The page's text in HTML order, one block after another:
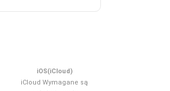
iOS(iCloud)
iCloud Wymagane są